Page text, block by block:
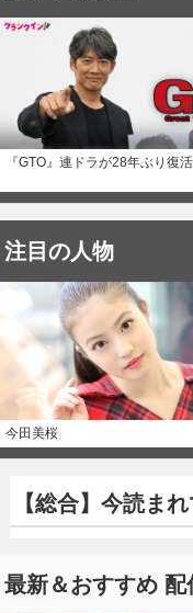
『GTO』連ドラが28年ぶり復活
注目の人物
今田美桜
【総合】今読ま
最新＆おすすめ 配